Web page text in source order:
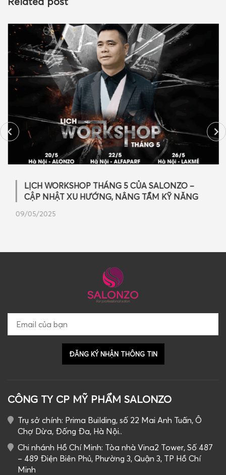
LỊCH WORKSHOP THÁNG 5 CỦA SALONZO –
CẬP NHẬT XU HƯỚNG, NÂNG TẦM KỸ NĂNG
09/05/2025
CÔNG TY CP MỸ PHẨM SALONZO
Trụ sở chính: Prima Building, số 22 Mai Anh Tuấn, Ô
Chợ Dừa, Đống Đa, Hà Nội..
Chi nhánh Hồ Chí Minh: Tòa nhà Vina2 Tower, Số 487
– 489 Điện Biên Phủ, Phường 3, Quận 3, TP Hồ Chí
Minh